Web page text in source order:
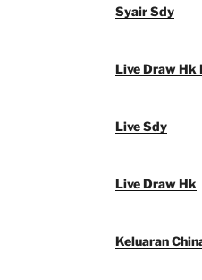
Syair Sdy
Live Draw Hk
Live Sdy
Live Draw Hk
Keluaran